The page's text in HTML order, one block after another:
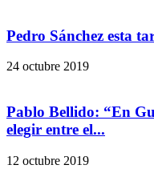
Pedro Sánchez esta
24 octubre 2019
Pablo Bellido: “En
elegir entre el...
12 octubre 2019